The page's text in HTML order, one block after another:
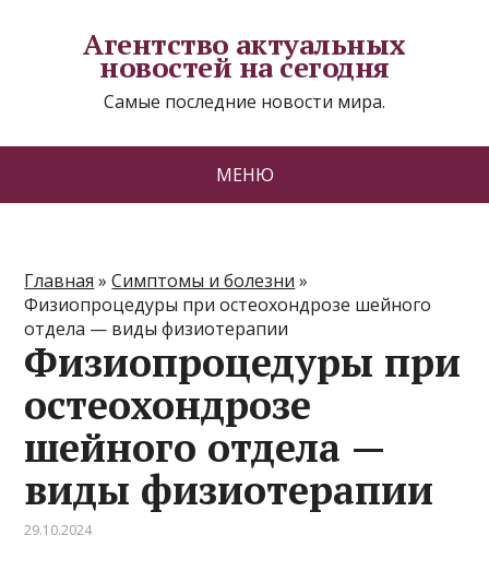
Агентство актуальных
новостей на сегодня
Самые последние новости мира.
МЕНЮ
Главная »Симптомы и болезни »
Физиопроцедуры при остеохондрозе шейного
отдела — виды физиотерапии
Физиопроцедуры при
остеохондрозе
шейного отдела —
виды физиотерапии
29.10.2024